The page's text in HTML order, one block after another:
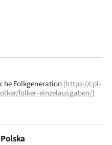
Folkgeneration [https://cpl-
folker-einzelausgaben/]